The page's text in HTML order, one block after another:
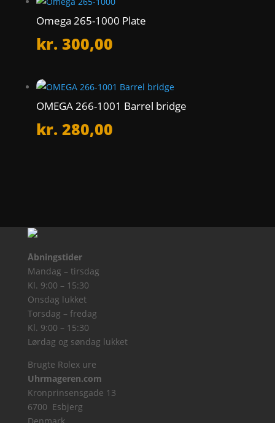
Omega 265-1000 Plate
kr. 300,00
OMEGA 266-1001 Barrel bridge
kr. 280,00
Åbningstider
Mandag – tirsdag
Kl. 9:00 – 15:30
Onsdag lukket
Torsdag – fredag
Kl. 9:00 – 15:30
Lørdag og søndag lukket
Brugte Rolex ure
Uhrmageren.com
Kronprinsensgade 13
6700 Esbjerg